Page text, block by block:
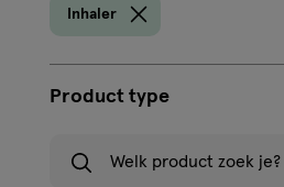
Inhaler
Product type